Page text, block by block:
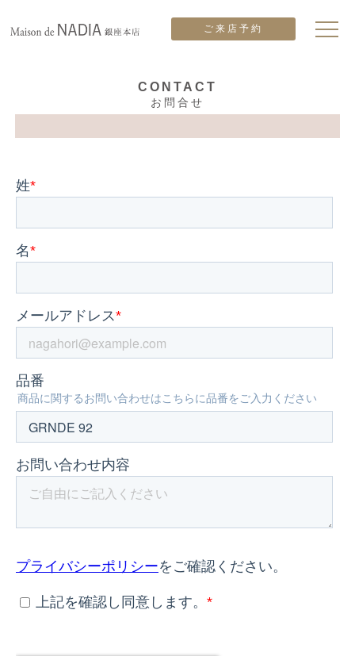
ご来店予約
CONTACT
お問合せ